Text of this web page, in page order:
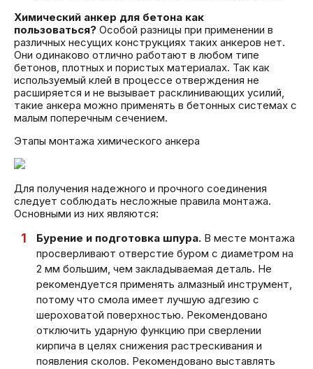
Химический анкер для бетона как
пользоваться? Особой разницы при применении в
различных несущих конструкциях таких анкеров нет.
Они одинаково отлично работают в любом типе
бетонов, плотных и пористых материалах. Так как
используемый клей в процессе отверждения не
расширяется и не вызывает расклинивающих усилий,
такие анкера можно применять в бетонных системах с
малым поперечным сечением.
Этапы монтажа химического анкера
Для получения надежного и прочного соединения
следует соблюдать несложные правила монтажа.
Основными из них являются:
Бурение и подготовка шпура. В месте монтажа
просверливают отверстие буром с диаметром на
2 мм большим, чем закладываемая деталь. Не
рекомендуется применять алмазный инструмент,
потому что смола имеет лучшую адгезию с
шероховатой поверхностью. Рекомендовано
отключить ударную функцию при сверлении
кирпича в целях снижения растрескивания и
появления сколов. Рекомендовано выставлять